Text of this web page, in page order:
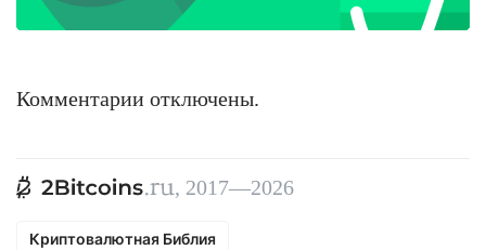
Комментарии отключены.
, 2017—2026
Криптовалютная Библия